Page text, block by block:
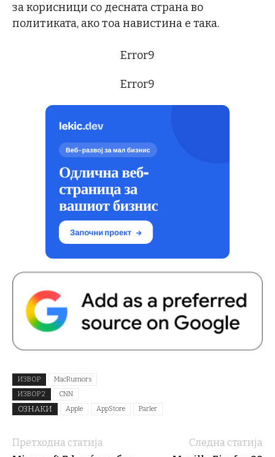
за корисници со десната страна во
политиката, ако тоа навистина е така.
Error9
Error9
ИЗВОР
MacRumors
ИЗВОР 2
CNN
ОЗНАКИ Apple AppStore Parler
Претходна статија
Следна статија